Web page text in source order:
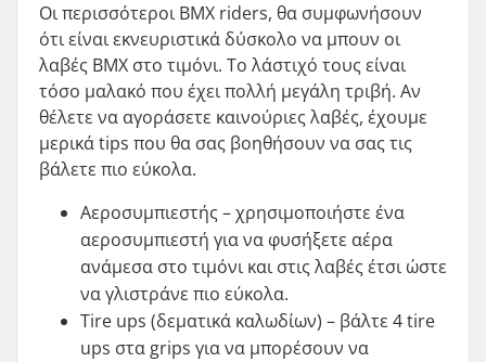
Οι περισσότεροι BMX riders, θα συμφωνήσουν
ότι είναι εκνευριστικά δύσκολο να μπουν οι
λαβές BMX στο τιμόνι. Το λάστιχό τους είναι
τόσο μαλακό που έχει πολλή μεγάλη τριβή. Αν
θέλετε να αγοράσετε καινούριες λαβές, έχουμε
μερικά tips που θα σας βοηθήσουν να σας τις
βάλετε πιο εύκολα.
Αεροσυμπιεστής – χρησιμοποιήστε ένα
αεροσυμπιεστή για να φυσήξετε αέρα
ανάμεσα στο τιμόνι και στις λαβές έτσι ώστε
να γλιστράνε πιο εύκολα.
Tire ups (δεματικά καλωδίων) – βάλτε 4 tire
ups στα grips για να μπορέσουν να